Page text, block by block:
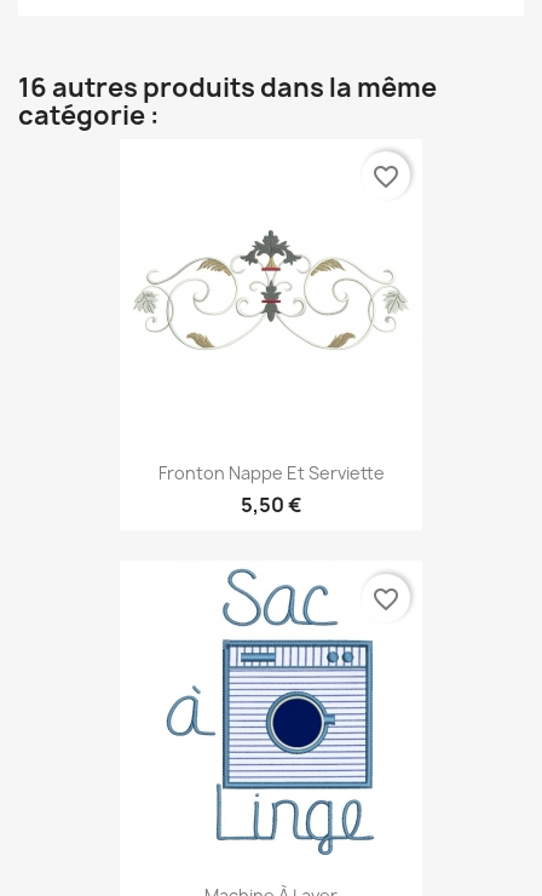
16 autres produits dans la même
catégorie :
Fronton Nappe Et Serviette
5,50 €
favorite_border
favorite_border